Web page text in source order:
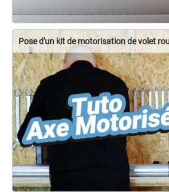
Pose d'un kit de motorisation de volet